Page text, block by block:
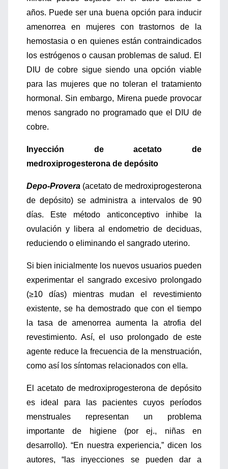
años. Puede ser una buena opción para inducir
amenorrea en mujeres con trastornos de la
hemostasia o en quienes están contraindicados
los estrógenos o causan problemas de salud. El
DIU de cobre sigue siendo una opción viable
para las mujeres que no toleran el tratamiento
hormonal. Sin embargo, Mirena puede provocar
menos sangrado no programado que el DIU de
cobre.
Inyección de acetato de
medroxiprogesterona de depósito
Depo-Provera (acetato de medroxiprogesterona
de depósito) se administra a intervalos de 90
días. Este método anticonceptivo inhibe la
ovulación y libera al endometrio de deciduas,
reduciendo o eliminando el sangrado uterino.
Si bien inicialmente los nuevos usuarios pueden
experimentar el sangrado excesivo prolongado
(≥10 días) mientras mudan el revestimiento
existente, se ha demostrado que con el tiempo
la tasa de amenorrea aumenta la atrofia del
revestimiento. Así, el uso prolongado de este
agente reduce la frecuencia de la menstruación,
como así los síntomas relacionados con ella.
El acetato de medroxiprogesterona de depósito
es ideal para las pacientes cuyos períodos
menstruales representan un problema
importante de higiene (por ej., niñas en
desarrollo). “En nuestra experiencia,” dicen los
autores, “las inyecciones se pueden dar a